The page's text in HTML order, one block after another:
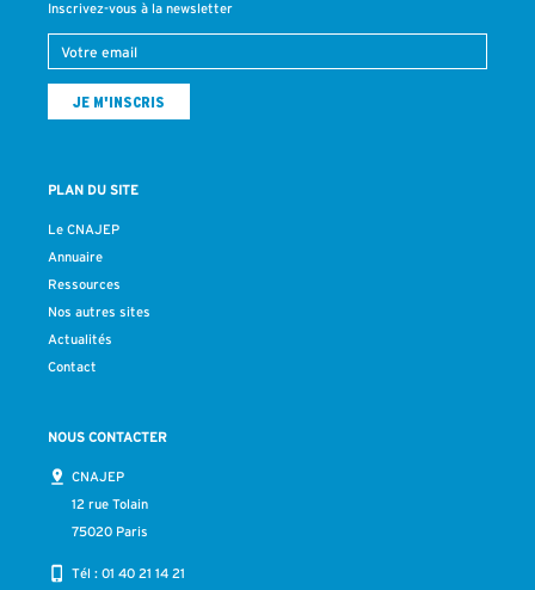
Inscrivez-vous à la newsletter
PLAN DU SITE
Le CNAJEP
Annuaire
Ressources
Nos autres sites
Actualités
Contact
NOUS CONTACTER
CNAJEP
12 rue Tolain
75020 Paris
Tél : 01 40 21 14 21